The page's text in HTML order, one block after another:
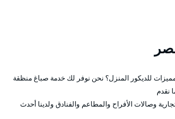
للديكور المنزل؟ نحن نوفر لك خدمة صباغ منظقة
نقدم
وصالات الأفراح والمطاعم والفنادق ولدينا أحدث